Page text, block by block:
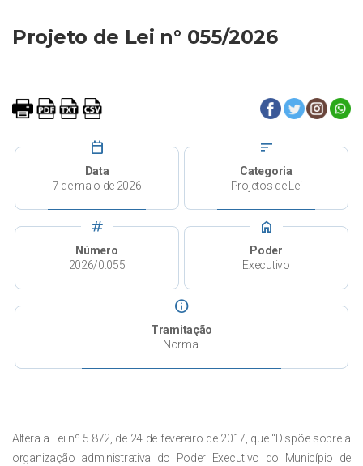
Projeto de Lei n° 055/2026
calendar_today
Data
7 de maio de 2026
sort
Categoria
Projetos de Lei
tag
Número
2026/0.055
home
Poder
Executivo
info
Tramitação
Normal
Altera a Lei nº 5.872, de 24 de fevereiro de 2017, que “Dispõe sobre a
organização administrativa do Poder Executivo do Município de